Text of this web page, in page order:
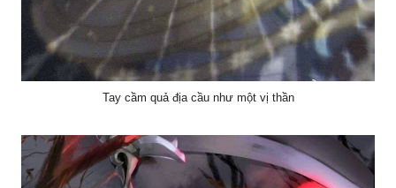
Tay cầm quả địa cầu như một vị thần